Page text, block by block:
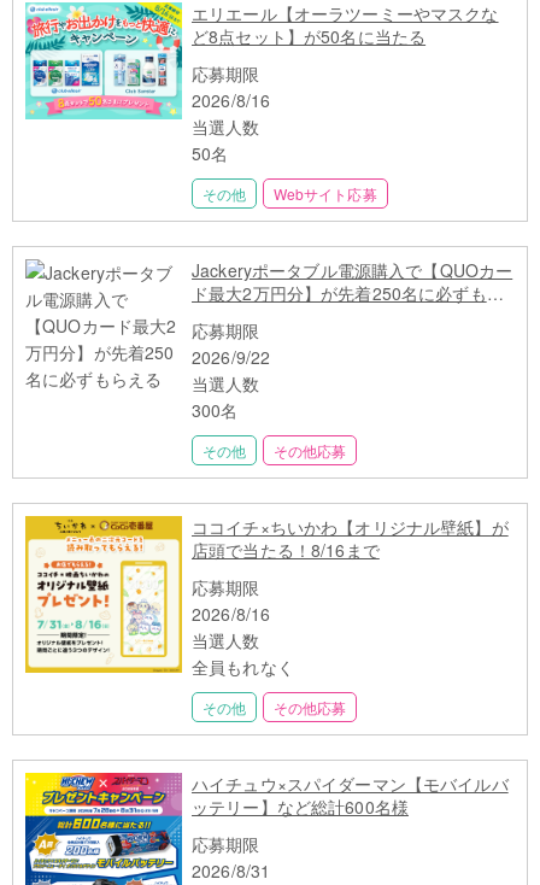
エリエール【オーラツーミーやマスクな
ど8点セット】が50名に当たる
応募期限
2026/8/16
当選人数
50名
その他 Webサイト応募
Jackeryポータブル電源購入で【QUOカー
ド最大2万円分】が先着250名に必ずもら
応募期限
2026/9/22
当選人数
300名
その他 その他応募
ココイチ×ちいかわ【オリジナル壁紙】が
店頭で当たる！8/16まで
応募期限
2026/8/16
当選人数
全員もれなく
その他 その他応募
ハイチュウ×スパイダーマン【モバイルバ
ッテリー】など総計600名様
応募期限
2026/8/31